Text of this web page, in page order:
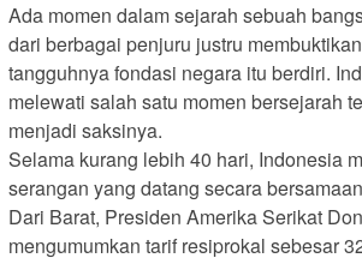
Ada momen dalam sejarah sebuah
dari berbagai penjuru justru
tangguhnya fondasi negara itu berdiri.
melewati salah satu momen bersejarah
menjadi saksinya.
Selama kurang lebih 40 hari, Indonesia
serangan yang datang secara
Dari Barat, Presiden Amerika Serikat
mengumumkan tarif resiprokal sebesar